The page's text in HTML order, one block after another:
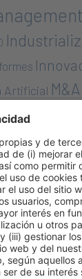
Artificial M&A
Premios